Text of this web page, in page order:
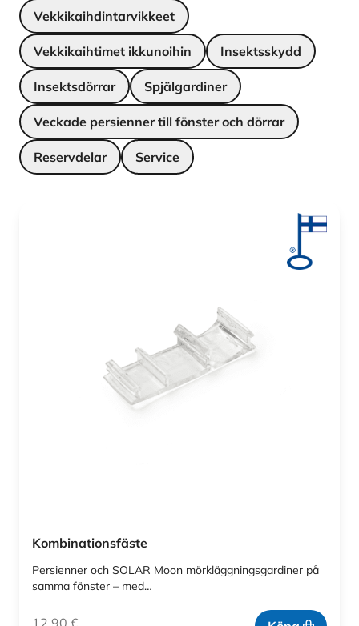
Vekkikaihdintarvikkeet
Vekkikaihtimet ikkunoihin Insektsskydd
Insektsdörrar Spjälgardiner
Veckade persienner till fönster och dörrar
Reservdelar Service
Kombinationsfäste
Persienner och SOLAR Moon mörkläggningsgardiner på
samma fönster – med…
12,90 €